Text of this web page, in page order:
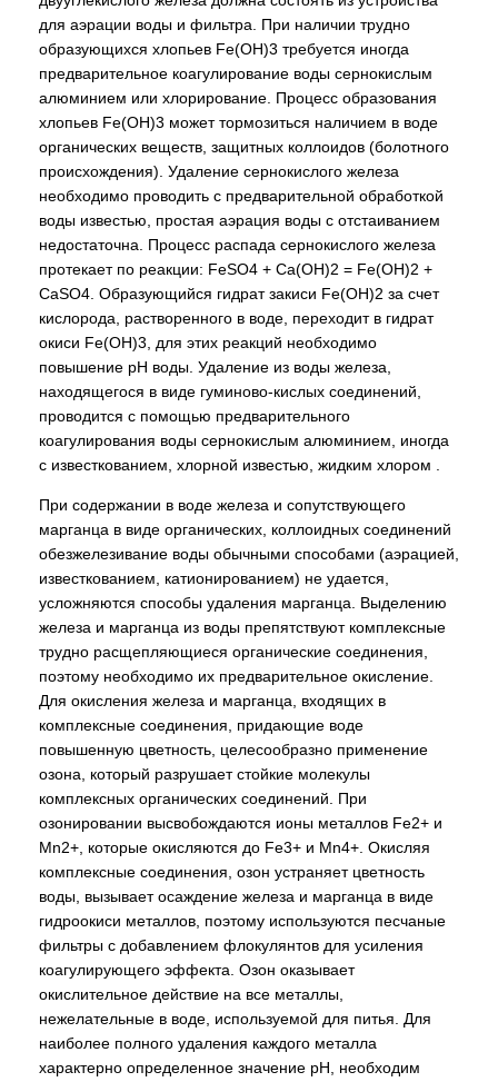
для аэрации воды и фильтра. При наличии трудно
образующихся хлопьев Fe(OH)3 требуется иногда
предварительное коагулирование воды сернокислым
алюминием или хлорирование. Процесс образования
хлопьев Fe(OH)3 может тормозиться наличием в воде
органических веществ, защитных коллоидов (болотного
происхождения). Удаление сернокислого железа
необходимо проводить с предварительной обработкой
воды известью, простая аэрация воды с отстаиванием
недостаточна. Процесс распада сернокислого железа
протекает по реакции: FeSO4 + Ca(OH)2 = Fe(OH)2 +
CaSO4. Образующийся гидрат закиси Fe(OH)2 за счет
кислорода, растворенного в воде, переходит в гидрат
окиси Fe(OH)3, для этих реакций необходимо
повышение рН воды. Удаление из воды железа,
находящегося в виде гуминово-кислых соединений,
проводится с помощью предварительного
коагулирования воды сернокислым алюминием, иногда
с известкованием, хлорной известью, жидким хлором .
При содержании в воде железа и сопутствующего
марганца в виде органических, коллоидных соединений
обезжелезивание воды обычными способами (аэрацией,
известкованием, катионированием) не удается,
усложняются способы удаления марганца. Выделению
железа и марганца из воды препятствуют комплексные
трудно расщепляющиеся органические соединения,
поэтому необходимо их предварительное окисление.
Для окисления железа и марганца, входящих в
комплексные соединения, придающие воде
повышенную цветность, целесообразно применение
озона, который разрушает стойкие молекулы
комплексных органических соединений. При
озонировании высвобождаются ионы металлов Fe2+ и
Mn2+, которые окисляются до Fe3+ и Mn4+. Окисляя
комплексные соединения, озон устраняет цветность
воды, вызывает осаждение железа и марганца в виде
гидроокиси металлов, поэтому используются песчаные
фильтры с добавлением флокулянтов для усиления
коагулирующего эффекта. Озон оказывает
окислительное действие на все металлы,
нежелательные в воде, используемой для питья. Для
наиболее полного удаления каждого металла
характерно определенное значение рH, необходим